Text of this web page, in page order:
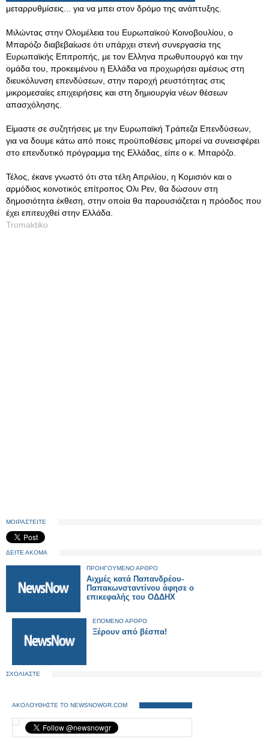
μεταρρυθμίσεις... για να μπει στον δρόμο της ανάπτυξης.
Μιλώντας στην Ολομέλεια του Ευρωπαϊκού Κοινοβουλίου, ο
Μπαρόζο διαβεβαίωσε ότι υπάρχει στενή συνεργασία της
Ευρωπαϊκής Επιτροπής, με τον Ελληνα πρωθυπουργό και την
ομάδα του, προκειμένου η Ελλάδα να προχωρήσει αμέσως στη
διευκόλυνση επενδύσεων, στην παροχή ρευστότητας στις
μικρομεσαίες επιχειρήσεις και στη δημιουργία νέων θέσεων
απασχόλησης.
Είμαστε σε συζητήσεις με την Ευρωπαϊκή Τράπεζα Επενδύσεων,
για να δουμε κάτω από ποιες προϋποθέσεις μπορεί να συνεισφέρει
στο επενδυτικό πρόγραμμα της Ελλάδας, είπε ο κ. Μπαρόζο.
Τέλος, έκανε γνωστό ότι στα τέλη Απριλίου, η Κομισιόν και ο
αρμόδιος κοινοτικός επίτροπος Ολι Ρεν, θα δώσουν στη
δημοσιότητα έκθεση, στην οποία θα παρουσιάζεται η πρόοδος που
έχει επιτευχθεί στην Ελλάδα.
Tromaktiko
ΜΟΙΡΑΣΤΕΙΤΕ
ΔΕΙΤΕ ΑΚΟΜΑ
ΠΡΟΗΓΟΥΜΕΝΟ ΑΡΘΡΟ
Αιχμές κατά Παπανδρέου-
Παπακωνσταντίνου άφησε ο
επικεφαλής του ΟΔΔΗΧ
ΕΠΟΜΕΝΟ ΑΡΘΡΟ
Ξέρουν από βέσπα!
ΣΧΟΛΙΑΣΤΕ
ΑΚΟΛΟΥΘΗΣΤΕ ΤΟ NEWSNOWGR.COM